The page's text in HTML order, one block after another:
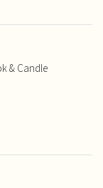
& Candle